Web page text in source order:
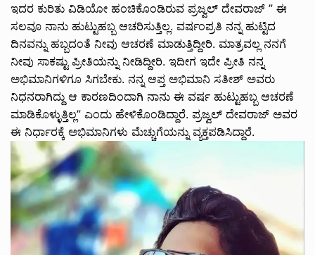
ಇದರ ಕುರಿತು ವಿಡಿಯೋ ಹಂಚಿಕೊಂಡಿರುವ ಪ್ರಜ್ವಲ್ ದೇವರಾಜ್ ” ಈ
ಸಲವೂ ನಾನು ಹುಟ್ಟುಹಬ್ಬ ಆಚರಿಸುತ್ತಿಲ್ಲ. ವರ್ಷಂಪ್ರತಿ ನನ್ನ ಹುಟ್ಟಿದ
ದಿನವನ್ನು ಹಬ್ಬದಂತೆ ನೀವು ಆಚರಣೆ ಮಾಡುತ್ತಿದ್ದೀರಿ. ಮಾತ್ರವಲ್ಲ ನನಗೆ
ನೀವು ಸಾಕಷ್ಟು ಪ್ರೀತಿಯನ್ನು ನೀಡಿದ್ದೀರಿ. ಇದೀಗ ಇದೇ ಪ್ರೀತಿ ನನ್ನ
ಅಭಿಮಾನಿಗಳಿಗೂ ಸಿಗಬೇಕು. ನನ್ನ ಆಪ್ತ ಅಭಿಮಾನಿ ಸತೀಶ್ ಅವರು
ನಿಧನರಾಗಿದ್ದು ಆ ಕಾರಣದಿಂದಾಗಿ ನಾನು ಈ ವರ್ಷ ಹುಟ್ಟುಹಬ್ಬ ಆಚರಣೆ
ಮಾಡಿಕೊಳ್ಳುತ್ತಿಲ್ಲ” ಎಂದು ಹೇಳಿಕೊಂಡಿದ್ದಾರೆ.‌ ಪ್ರಜ್ವಲ್ ದೇವರಾಜ್ ಅವರ
ಈ ನಿರ್ಧಾರಕ್ಕೆ ಅಭಿಮಾನಿಗಳು ಮೆಚ್ಚುಗೆಯನ್ನು ವ್ಯಕ್ತಪಡಿಸಿದ್ದಾರೆ.